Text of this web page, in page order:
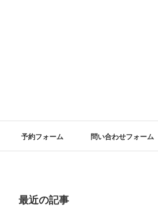
予約フォーム 問い合わせフォーム
最近の記事